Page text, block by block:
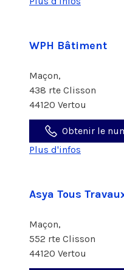
WPH Bâtiment
Maçon,
438 rte Clisson
44120 Vertou
Obtenir le
Plus d'infos
Asya Tous
Maçon,
552 rte Clisson
44120 Vertou